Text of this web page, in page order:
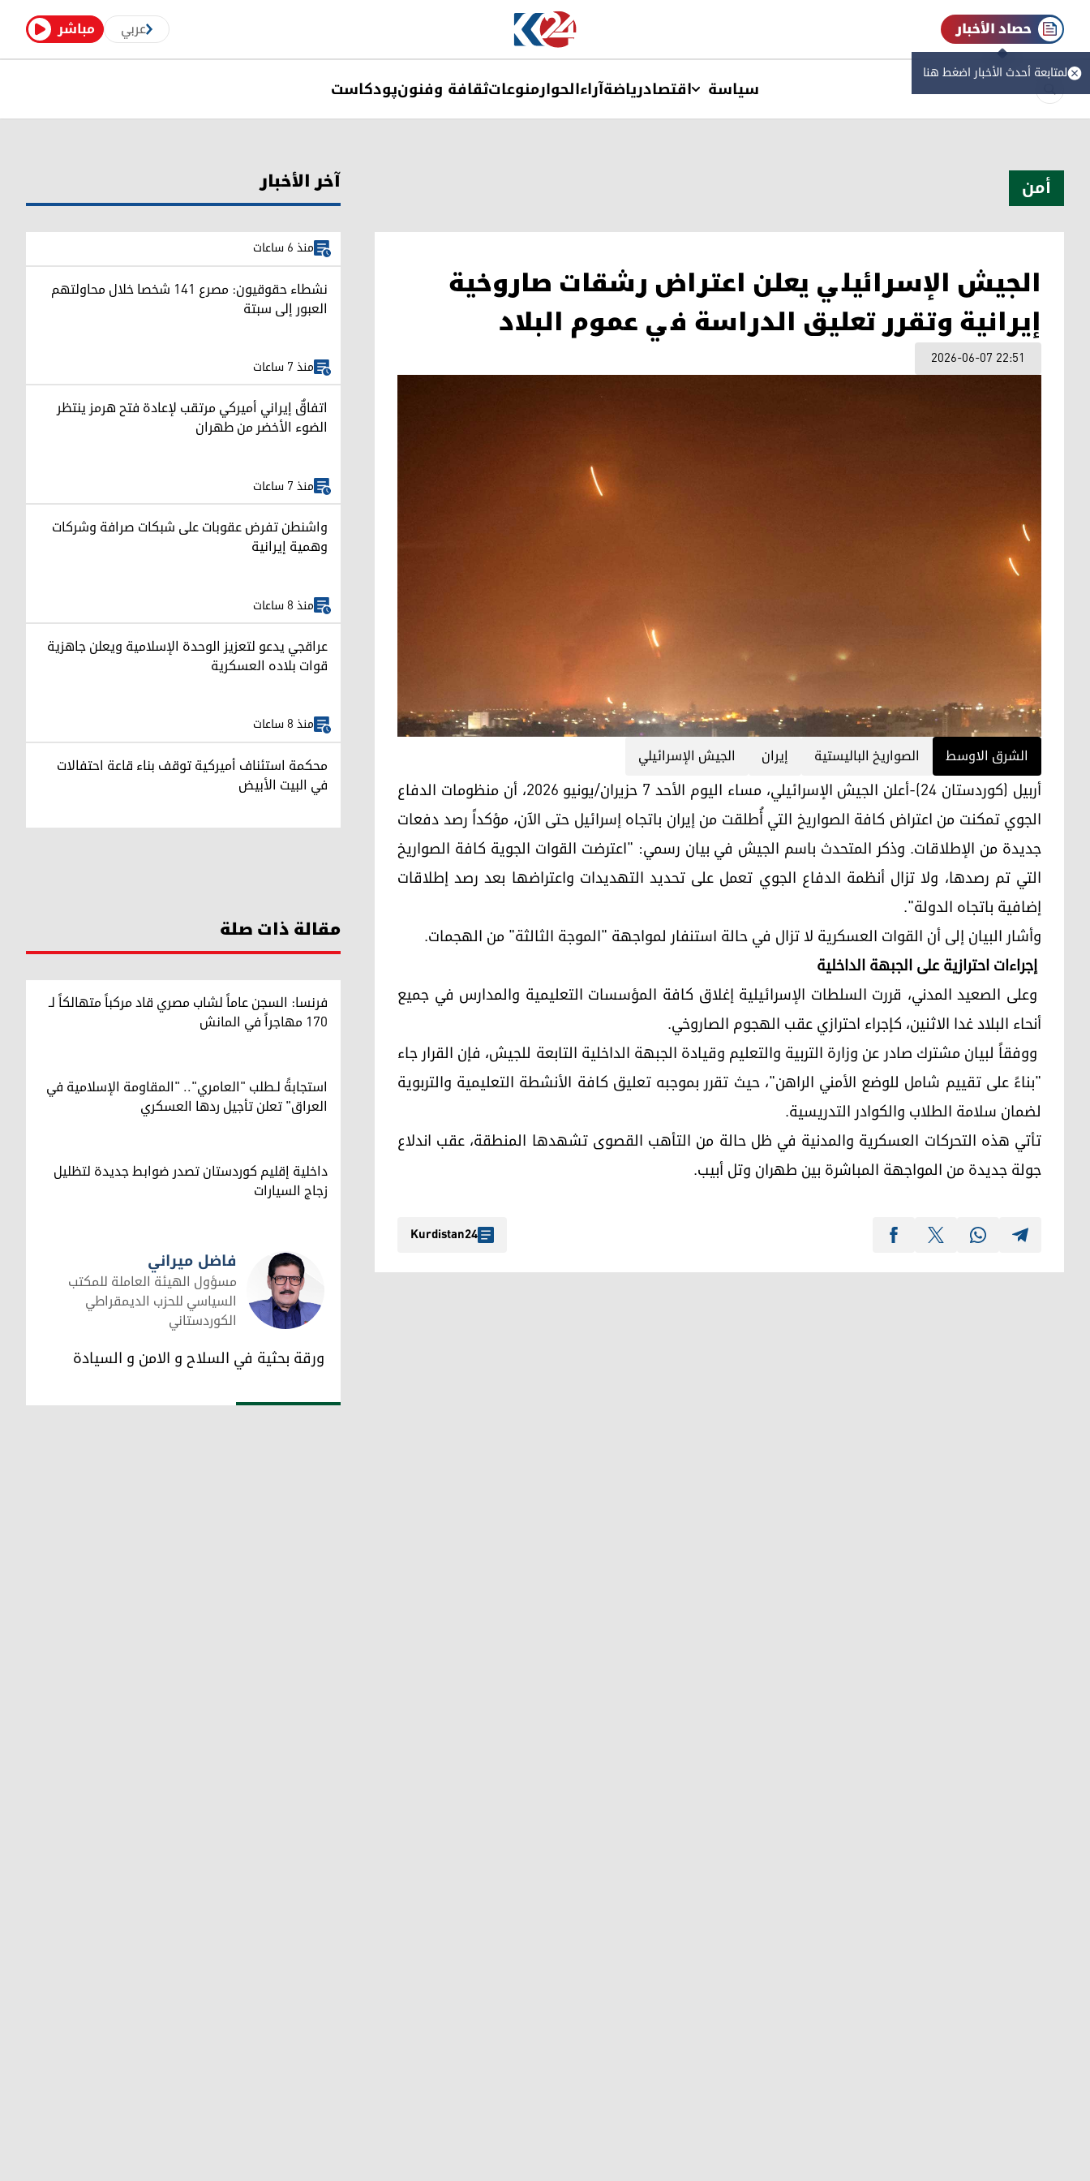
مباشر عربي حصاد الأخبار
لمتابعة أحدث الأخبار اضغط هنا
سیاسة اقتصادریاضةآراءالحوارمنوعاتثقافة وفنونپودکاست
أمن
الجيش الإسرائيلي يعلن اعتراض رشقات صاروخية
إيرانية وتقرر تعليق الدراسة في عموم البلاد
2026-06-07 22:51
الشرق الاوسط الصواريخ الباليستية إيران الجيش الإسرائيلي
أربيل (كوردستان 24)-أعلن الجيش الإسرائيلي، مساء الیوم الأحد 7 حزیران/یونیو 2026، أن منظومات الدفاع
الجوي تمكنت من اعتراض كافة الصواريخ التي أُطلقت من إيران باتجاه إسرائيل حتى الآن، مؤكداً رصد دفعات
جديدة من الإطلاقات. وذكر المتحدث باسم الجيش في بيان رسمي: "اعترضت القوات الجوية كافة الصواريخ
التي تم رصدها، ولا تزال أنظمة الدفاع الجوي تعمل على تحديد التهديدات واعتراضها بعد رصد إطلاقات
إضافية باتجاه الدولة".
وأشار البيان إلى أن القوات العسكرية لا تزال في حالة استنفار لمواجهة "الموجة الثالثة" من الهجمات.
إجراءات احترازية على الجبهة الداخلية
وعلى الصعيد المدني، قررت السلطات الإسرائيلية إغلاق كافة المؤسسات التعليمية والمدارس في جميع
أنحاء البلاد غدا الاثنين، كإجراء احترازي عقب الهجوم الصاروخي.
ووفقاً لبيان مشترك صادر عن وزارة التربية والتعليم وقيادة الجبهة الداخلية التابعة للجيش، فإن القرار جاء
"بناءً على تقييم شامل للوضع الأمني الراهن"، حيث تقرر بموجبه تعليق كافة الأنشطة التعليمية والتربوية
لضمان سلامة الطلاب والكوادر التدريسية.
تأتي هذه التحركات العسكرية والمدنية في ظل حالة من التأهب القصوى تشهدها المنطقة، عقب اندلاع
جولة جديدة من المواجهة المباشرة بين طهران وتل أبيب.
Kurdistan24
آخر الأخبار
منذ 6 ساعات
نشطاء حقوقيون: مصرع 141 شخصا خلال محاولتهم
العبور إلى سبتة
منذ 7 ساعات
اتفاقٌ إيراني أميركي مرتقب لإعادة فتح هرمز ينتظر
الضوء الأخضر من طهران
منذ 7 ساعات
واشنطن تفرض عقوبات على شبكات صرافة وشركات
وهمية إيرانية
منذ 8 ساعات
عراقجي يدعو لتعزيز الوحدة الإسلامية ويعلن جاهزية
قوات بلاده العسكرية
منذ 8 ساعات
محكمة استئناف أميركية توقف بناء قاعة احتفالات
في البيت الأبيض
مقالة ذات صلة
فرنسا: السجن عاماً لشاب مصري قاد مركباً متهالكاً لـ
170 مهاجراً في المانش
استجابةً لـطلب "العامري".. "المقاومة الإسلامية في
العراق" تعلن تأجيل ردها العسكري
داخلية إقليم كوردستان تصدر ضوابط جديدة لتظليل
زجاج السيارات
فاضل ميراني
فاضل ميراني
مسؤول الهيئة العاملة للمكتب
السياسي للحزب الديمقراطي
الكوردستاني
ورقة بحثية في السلاح و الامن و السيادة